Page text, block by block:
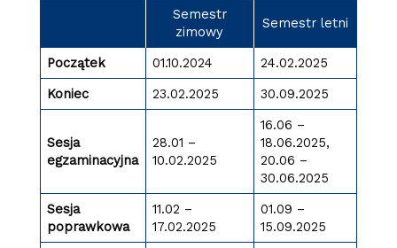
Semestr
zimowy
Semestr letni
Początek 01.10.2024
24.02.2025
Koniec
23.02.2025 30.09.2025
Sesja
egzaminacyjna
28.01 –
10.02.2025
16.06 –
18.06.2025,
20.06 –
30.06.2025
Sesja
poprawkowa
11.02 –
17.02.2025
01.09 –
15.09.2025